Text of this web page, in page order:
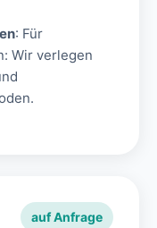
: Für
Wir verlegen
auf Anfrage